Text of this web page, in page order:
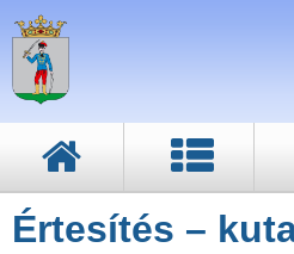
Értesítés –